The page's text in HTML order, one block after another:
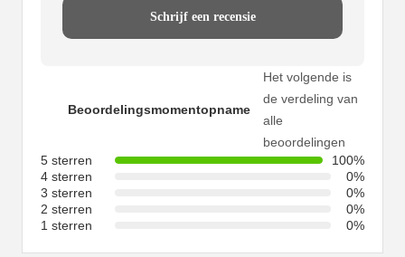
Schrijf een recensie
Beoordelingsmomentopname
Het volgende is
de verdeling van
alle
beoordelingen
5 sterren
100%
4 sterren
0%
3 sterren
0%
2 sterren
0%
1 sterren
0%